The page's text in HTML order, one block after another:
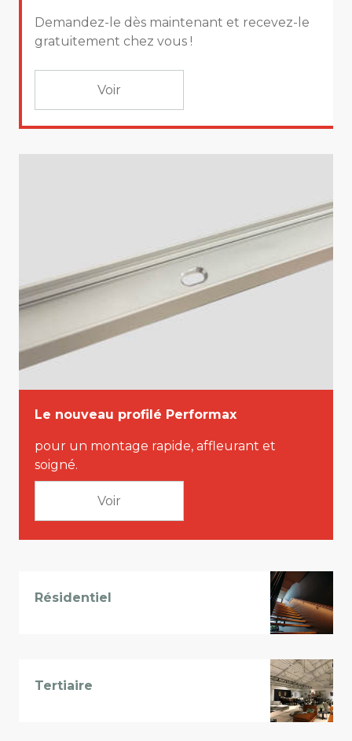
Demandez-le dès maintenant et recevez-le
gratuitement chez vous !
Voir
Le nouveau profilé Performax
pour un montage rapide, affleurant et
soigné.
Voir
Résidentiel
Tertiaire